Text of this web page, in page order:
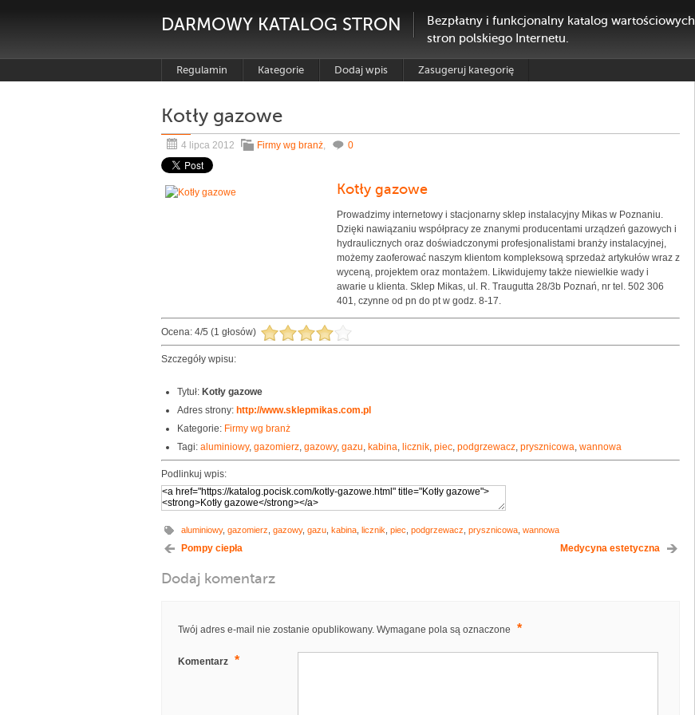
DARMOWY KATALOG STRON
Bezpłatny i funkcjonalny katalog wartościowych
stron polskiego Internetu.
Regulamin Kategorie Dodaj wpis Zasugeruj kategorię
Kotły gazowe
4 lipca 2012 Firmy wg branż, 0
Kotły gazowe
Prowadzimy internetowy i stacjonarny sklep instalacyjny Mikas w Poznaniu.
Dzięki nawiązaniu współpracy ze znanymi producentami urządzeń gazowych i
hydraulicznych oraz doświadczonymi profesjonalistami branży instalacyjnej,
możemy zaoferować naszym klientom kompleksową sprzedaż artykułów wraz z
wyceną, projektem oraz montażem. Likwidujemy także niewielkie wady i
awarie u klienta. Sklep Mikas, ul. R. Traugutta 28/3b Poznań, nr tel. 502 306
401, czynne od pn do pt w godz. 8-17.
Ocena: 4/5 (1 głosów)
Szczegóły wpisu:
Tytuł: Kotły gazowe
Adres strony: http://www.sklepmikas.com.pl
Kategorie: Firmy wg branż
Tagi: aluminiowy, gazomierz, gazowy, gazu, kabina, licznik, piec, podgrzewacz, prysznicowa, wannowa
Podlinkuj wpis:
aluminiowy, gazomierz gazowy, gazu kabina licznik piec podgrzewacz prysznicowa wannowa
Pompy ciepła Medycyna estetyczna
Dodaj komentarz
Twój adres e-mail nie zostanie opublikowany. Wymagane pola są oznaczone *
Komentarz *